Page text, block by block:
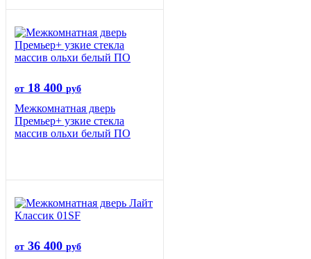
от 18 400 руб
Межкомнатная дверь
Премьер+ узкие стекла
массив ольхи белый ПО
от 36 400 руб